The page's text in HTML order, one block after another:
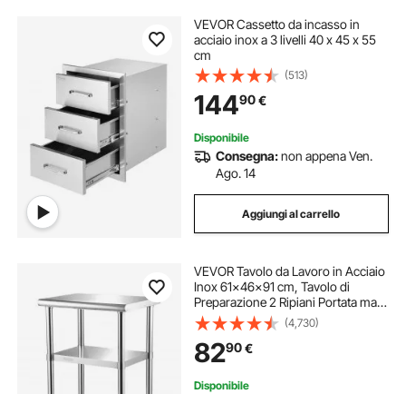
VEVOR Cassetto da incasso in
acciaio inox a 3 livelli 40 x 45 x 55
cm
(513)
14490€
Disponibile
Consegna:non appena Ven.
Ago. 14
Aggiungi al carrello
VEVOR Tavolo da Lavoro in Acciaio
Inox 61x46x91 cm, Tavolo di
Preparazione 2 Ripiani Portata max.
272,4 kg, Tavolo da Cucina
Commerciale Altezza Ripiani
Regolabile per Ristorante Bar
Garage Esterno
(4,730)
8290€
Disponibile